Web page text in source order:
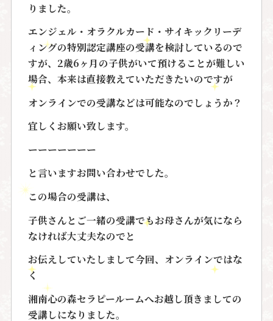
りました。
エンジェル・オラクルカード・サイキックリーデ
ィングの特別認定講座の受講を検討しているので
すが、2歳6ヶ月の子供がいて預けることが難しい
場合、本来は直接教えていただきたいのですが
オンラインでの受講などは可能なのでしょうか？
宜しくお願い致します。
ーーーーーーー
と言いますお問い合わせでした。
この場合の受講は、
子供さんとご一緒の受講でもお母さんが気になら
なければ大丈夫なのでと
お伝えしていたしまして今回、オンラインではな
く
湘南心の森セラピールームへお越し頂きましての
受講しになりました。